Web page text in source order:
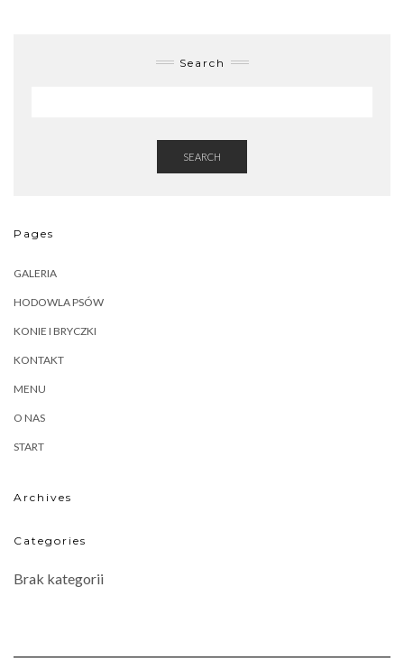
Search
SEARCH
Pages
GALERIA
HODOWLA PSÓW
KONIE I BRYCZKI
KONTAKT
MENU
O NAS
START
Archives
Categories
Brak kategorii